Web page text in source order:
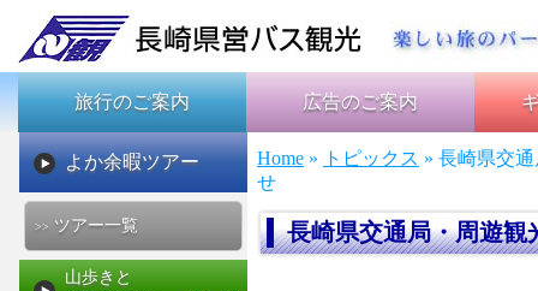
旅行のご案内 広告のご案内
よか余暇ツアー
>> ツアー一覧
山歩きと
Home » トピックス » 長崎県交
せ
長崎県交通局・周遊観